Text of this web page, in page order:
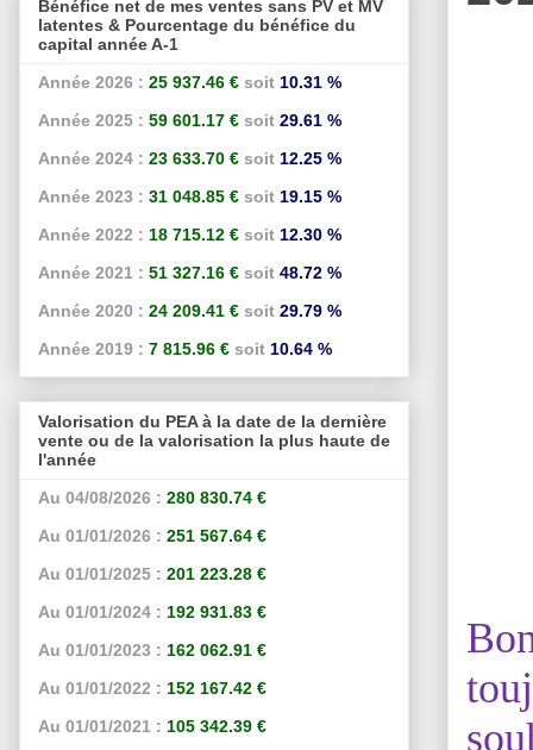
Bénéfice net de mes ventes sans PV et MV
latentes & Pourcentage du bénéfice du
capital année A-1
Année 2026 : 25 937.46 € soit 10.31 %
Année 2025 : 59 601.17 € soit 29.61 %
Année 2024 : 23 633.70 € soit 12.25 %
Année 2023 : 31 048.85 € soit 19.15 %
Année 2022 : 18 715.12 € soit 12.30 %
Année 2021 : 51 327.16 € soit 48.72 %
Année 2020 : 24 209.41 € soit 29.79 %
Année 2019 : 7 815.96 € soit 10.64 %
Valorisation du PEA à la date de la dernière
vente ou de la valorisation la plus haute de
l'année
Au 04/08/2026 : 280 830.74 €
Au 01/01/2026 : 251 567.64 €
Au 01/01/2025 : 201 223.28 €
Au 01/01/2024 : 192 931.83 €
Au 01/01/2023 : 162 062.91 €
Au 01/01/2022 : 152 167.42 €
Au 01/01/2021 : 105 342.39 €